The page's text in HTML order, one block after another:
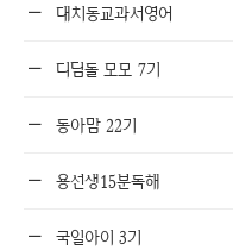
대치동교과서영어
디딤돌 모모 7기
동아맘 22기
용선생15분독해
국일아이 3기